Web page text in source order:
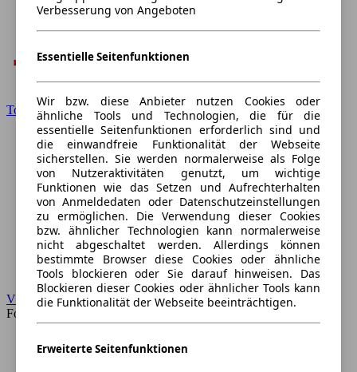
Toyota
VW
Forum
Verbesserung von Angeboten
Essentielle Seitenfunktionen
Wir bzw. diese Anbieter nutzen Cookies oder
ähnliche Tools und Technologien, die für die
essentielle Seitenfunktionen erforderlich sind und
die einwandfreie Funktionalität der Webseite
sicherstellen. Sie werden normalerweise als Folge
von Nutzeraktivitäten genutzt, um wichtige
Funktionen wie das Setzen und Aufrechterhalten
von Anmeldedaten oder Datenschutzeinstellungen
zu ermöglichen. Die Verwendung dieser Cookies
bzw. ähnlicher Technologien kann normalerweise
nicht abgeschaltet werden. Allerdings können
bestimmte Browser diese Cookies oder ähnliche
Tools blockieren oder Sie darauf hinweisen. Das
Blockieren dieser Cookies oder ähnlicher Tools kann
die Funktionalität der Webseite beeinträchtigen.
Erweiterte Seitenfunktionen